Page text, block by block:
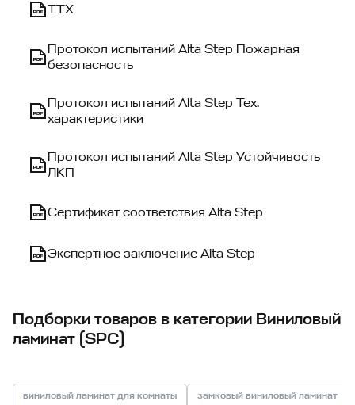
ТТХ
Протокол испытаний Alta Step Пожарная
безопасность
Протокол испытаний Alta Step Тех.
характеристики
Протокол испытаний Alta Step Устойчивость
ЛКП
Сертификат соответствия Alta Step
Экспертное заключение Alta Step
Подборки товаров в категории Виниловый
ламинат (SPC)
виниловый ламинат для комнаты замковый виниловый ламинат